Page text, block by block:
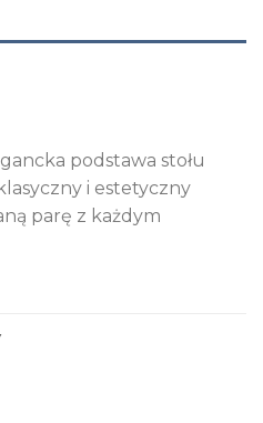
podstawa stołu
i estetyczny
parę z każdym